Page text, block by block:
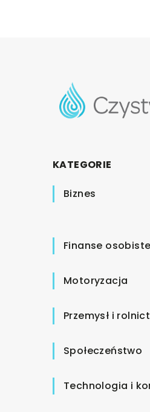
KATEGORIE
Biznes
Finanse osobiste
Motoryzacja
Przemysł i
Społeczeństwo
Technologia i